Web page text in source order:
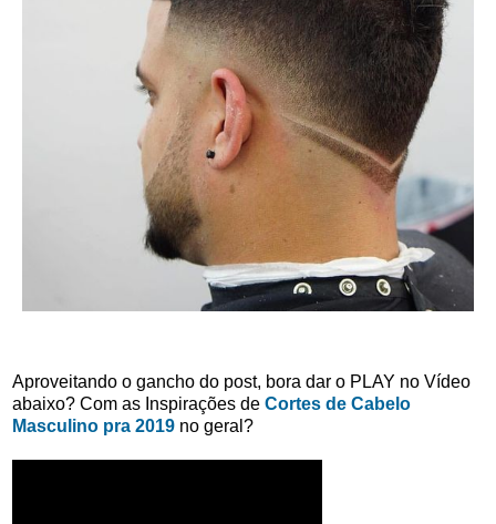
Aproveitando o gancho do post, bora dar o PLAY no Vídeo
abaixo? Com as Inspirações de Cortes de Cabelo
Masculino pra 2019 no geral?